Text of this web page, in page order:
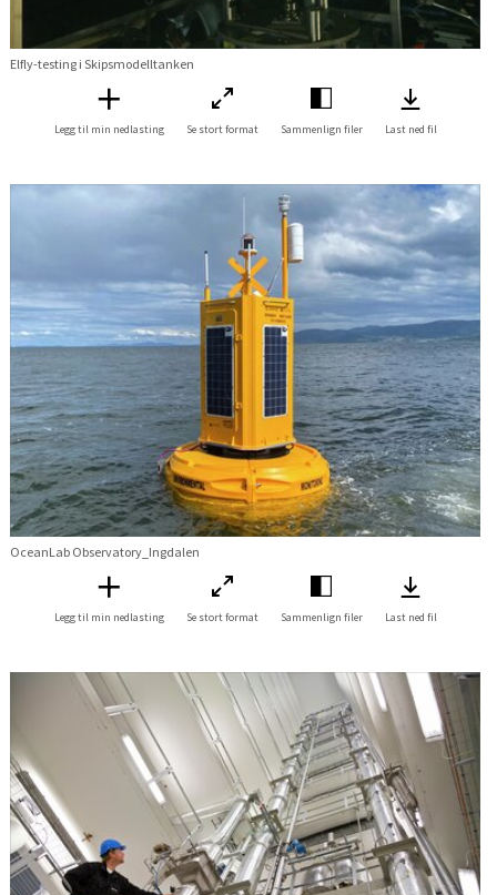
Elfly-testing i Skipsmodelltanken
Legg til min nedlasting Se stort format Sammenlign filer Last ned fil
OceanLab Observatory_Ingdalen
Legg til min nedlasting Se stort format Sammenlign filer Last ned fil